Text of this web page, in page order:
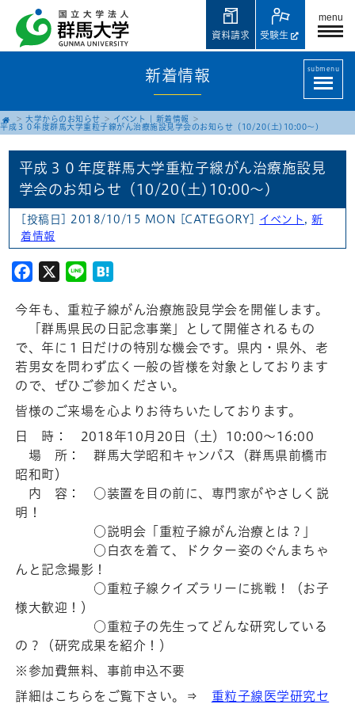
menu
受験生
資料請求
新着情報 submenu
大学からのお知らせ イベント
新着情報
平成３０年度群馬大学重粒子線がん治療施設見学会のお知らせ（10/20(土)10:00～)
平成３０年度群馬大学重粒子線がん治療施設見
学会のお知らせ（10/20(土)10:00～)
[投稿日] 2018/10/15 MON [CATEGORY] イベント ,新
着情報
Facebook
X Line
今年も、重粒子線がん治療施設見学会を開催します。
「群馬県民の日記念事業」として開催されるもの
で、年に１日だけの特別な機会です。県内・県外、老
若男女を問わず広く一般の皆様を対象としております
ので、ぜひご参加ください。
皆様のご来場を心よりお待ちいたしております。
日 時： 2018年10月20日（土）10:00～16:00
場 所： 群馬大学昭和キャンパス（群馬県前橋市
昭和町）
内 容： ○装置を目の前に、専門家がやさしく説
明！
○説明会「重粒子線がん治療とは？」
○白衣を着て、ドクター姿のぐんまちゃ
んと記念撮影！
○重粒子線クイズラリーに挑戦！（お子
様大歓迎！）
○重粒子の先生ってどんな研究している
の？（研究成果を紹介！）
※参加費無料、事前申込不要
詳細はこちらをご覧下さい。⇒ 重粒子線医学研究セ